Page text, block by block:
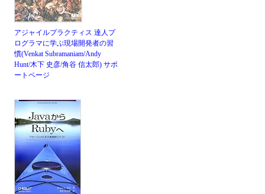
アジャイルプラクティス 達人プ
ログラマに学ぶ現場開発者の習
慣(Venkat Subramaniam/Andy
Hunt/木下 史彦/角谷 信太郎) サポ
ートページ